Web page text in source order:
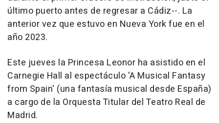
último puerto antes de regresar a Cádiz--. La
anterior vez que estuvo en Nueva York fue en el
año 2023.
Este jueves la Princesa Leonor ha asistido en el
Carnegie Hall al espectáculo 'A Musical Fantasy
from Spain' (una fantasía musical desde España)
a cargo de la Orquesta Titular del Teatro Real de
Madrid.